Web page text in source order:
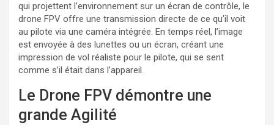
qui projettent l’environnement sur un écran de contrôle, le
drone FPV offre une transmission directe de ce qu’il voit
au pilote via une caméra intégrée. En temps réel, l’image
est envoyée à des lunettes ou un écran, créant une
impression de vol réaliste pour le pilote, qui se sent
comme s’il était dans l’appareil.
Le Drone FPV démontre une
grande Agilité